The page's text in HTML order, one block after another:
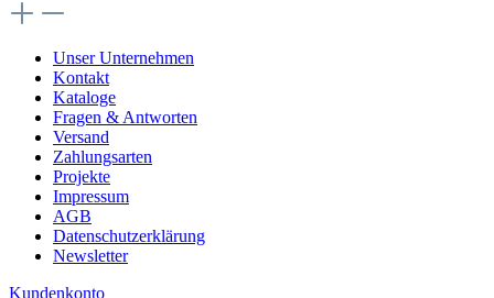
Unser Unternehmen
Kontakt
Kataloge
Fragen & Antworten
Versand
Zahlungsarten
Projekte
Impressum
AGB
Datenschutzerklärung
Newsletter
Kundenkonto